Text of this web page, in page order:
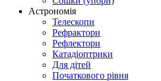
Астрономія
Телескопи
Рефрактори
Рефлектори
Катадіоптрики
Для дітей
Початкового рівня